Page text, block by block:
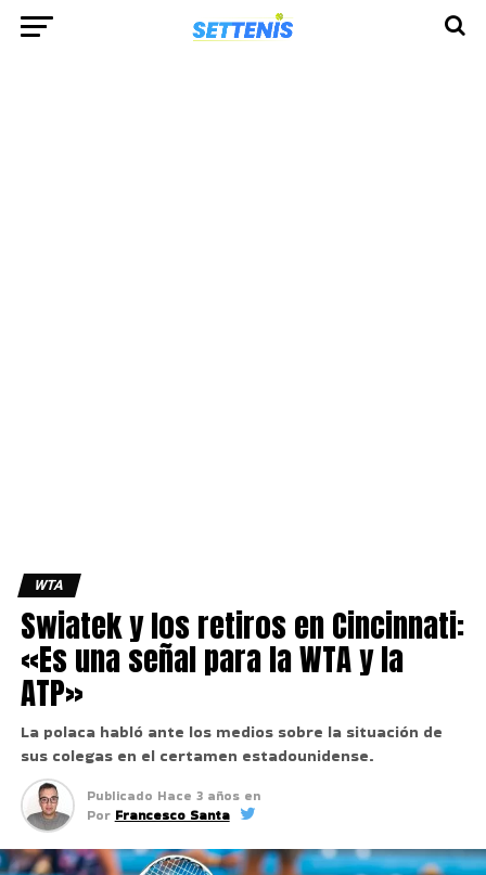
WTA
Swiatek y los retiros en Cincinnati:
«Es una señal para la WTA y la
ATP»
La polaca habló ante los medios sobre la situación de
sus colegas en el certamen estadounidense.
Publicado Hace 3 años en
Por Francesco Santa